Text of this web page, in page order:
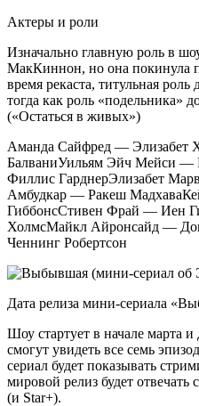
Актеры и роли
Изначально главную роль в
МакКиннон, но она покинула
время рекаста, титульная
тогда как роль «подельника»
(«Остаться в живых»)
Аманда Сайфред —
БалваниУильям Эйч Мейси
Филлис ГарднерЭлизабет
Амбудкар — Ракеш
ГиббонсСтивен Фрай — Иен
ХолмсМайкл Айронсайд —
Ченнинг Робертсон
Дата релиза мини-сериала
Шоу стартует в начале марта и
смогут увидеть все семь
сериал будет показывать
мировой релиз будет
(и Star+).